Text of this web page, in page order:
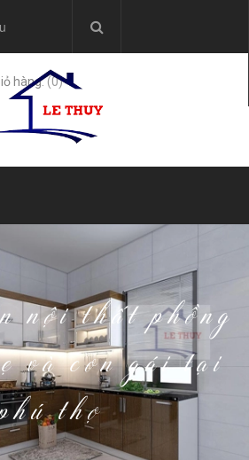
hàng:(0)
THIẾT BỊ NHÀ BẾP
nội thất phồng
và con gái tại
thọ